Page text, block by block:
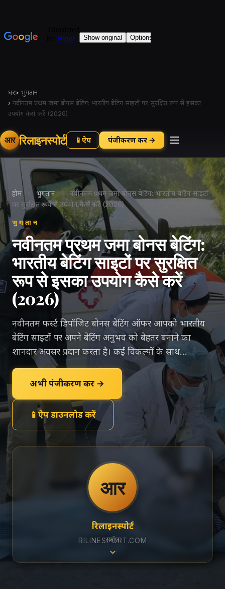
घर> भुगतान
› नवीनतम प्रथम जमा बोनस बेटिंग: भारतीय बेटिंग साइटों पर सुरक्षित रूप से इसका
उपयोग कैसे करें (2026)
आर रिलाइनस्पोर्ट 📱 ऐप पंजीकरण करें →
होम भुगतान ›
नवीनतम प्रथम जमा बोनस बेटिंग: भारतीय बेटिंग साइटों
पर सुरक्षित रूप से उपयोग कैसे करें (2026)
भुगतान
नवीनतम प्रथम जमा बोनस बेटिंग:
भारतीय बेटिंग साइटों पर सुरक्षित
रूप से इसका उपयोग कैसे करें
(2026)
नवीनतम फर्स्ट डिपॉजिट बोनस बेटिंग ऑफर आपको भारतीय
बेटिंग साइटों पर अपने बेटिंग अनुभव को बेहतर बनाने का
शानदार अवसर प्रदान करता है। कई विकल्पों के साथ…
अभी पंजीकरण करें →
📱ऐप डाउनलोड करें
आर
रिलाइनस्पोर्ट
RILINESPORT.COM
स्क्रॉल